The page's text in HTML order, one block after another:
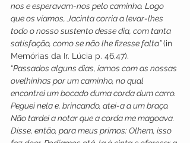
nos e esperavam-nos pelo caminho. Logo
que os víamos, Jacinta corria a levar-lhes
todo o nosso sustento desse dia, com tanta
satisfação, como se não lhe fizesse falta” (in
Memórias da Ir. Lúcia p. 46,47).
“Passados alguns dias, íamos com as nossas
ovelhinhas por um caminho, no qual
encontrei um bocado duma corda dum carro.
Peguei nela e, brincando, atei-a a um braço.
Não tardei a notar que a corda me magoava.
Disse, então, para meus primos: Olhem, isso